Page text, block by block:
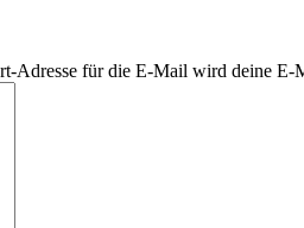
für die E-Mail wird deine E-